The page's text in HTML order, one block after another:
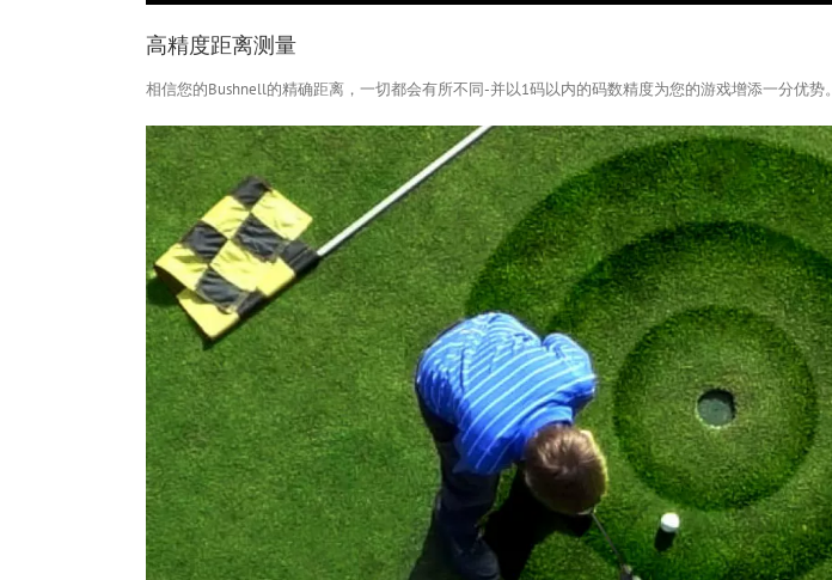
高精度距离测量
相信您的Bushnell的精确距离，一切都会有所不同-并以1码以内的码数精度为您的游戏增添一分优势。